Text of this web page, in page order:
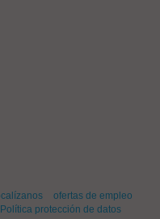
ofertas de empleo
Política protección de datos